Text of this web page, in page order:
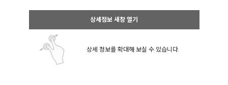
상세정보 새창 열기
상세 정보를 확대해 보실 수 있습니다.